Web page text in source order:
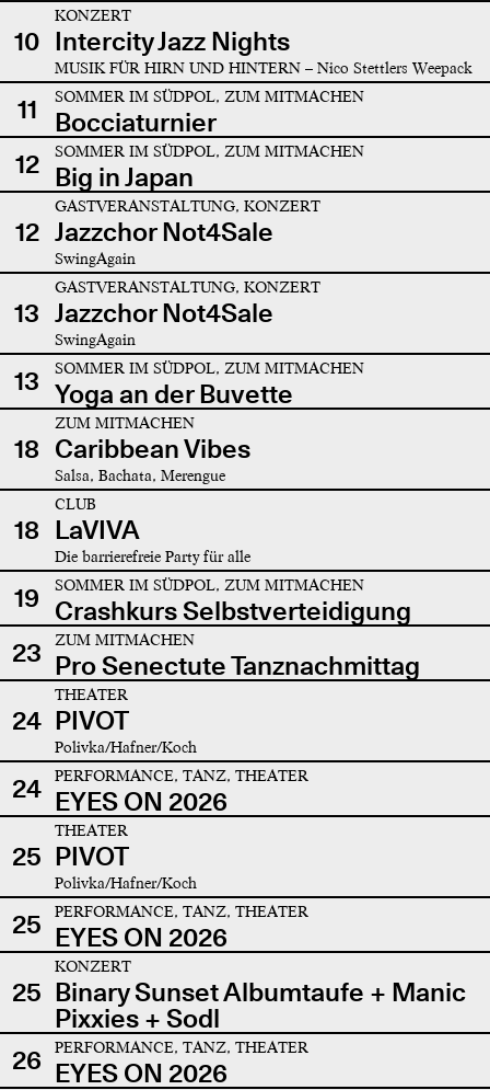
10
KONZERT
Intercity Jazz Nights
MUSIK FÜR HIRN UND HINTERN – Nico Stettlers Weepack
11 SOMMER IM SÜDPOL, ZUM MITMACHEN
Bocciaturnier
12
SOMMER IM SÜDPOL, ZUM MITMACHEN
Big in Japan
12
GASTVERANSTALTUNG, KONZERT
Jazzchor Not4Sale
SwingAgain
13
GASTVERANSTALTUNG, KONZERT
Jazzchor Not4Sale
SwingAgain
13 SOMMER IM SÜDPOL, ZUM MITMACHEN
Yoga an der Buvette
18
ZUM MITMACHEN
Caribbean Vibes
Salsa, Bachata, Merengue
18
CLUB
LaVIVA
Die barrierefreie Party für alle
19 SOMMER IM SÜDPOL, ZUM MITMACHEN
Crashkurs Selbstverteidigung
23
ZUM MITMACHEN
Pro Senectute Tanznachmittag
24
THEATER
PIVOT
Polivka/Hafner/Koch
24 PERFORMANCE, TANZ, THEATER
EYES ON 2026
25
THEATER
PIVOT
Polivka/Hafner/Koch
25 PERFORMANCE, TANZ, THEATER
EYES ON 2026
25
KONZERT
Binary Sunset Albumtaufe + Manic
Pixxies + Sodl
26
PERFORMANCE, TANZ, THEATER
EYES ON 2026